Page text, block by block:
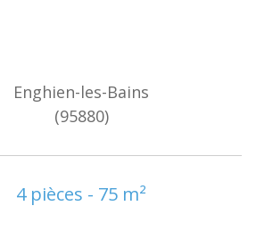
Enghien-les-Bains
(95880)
4 pièces - 75 m²